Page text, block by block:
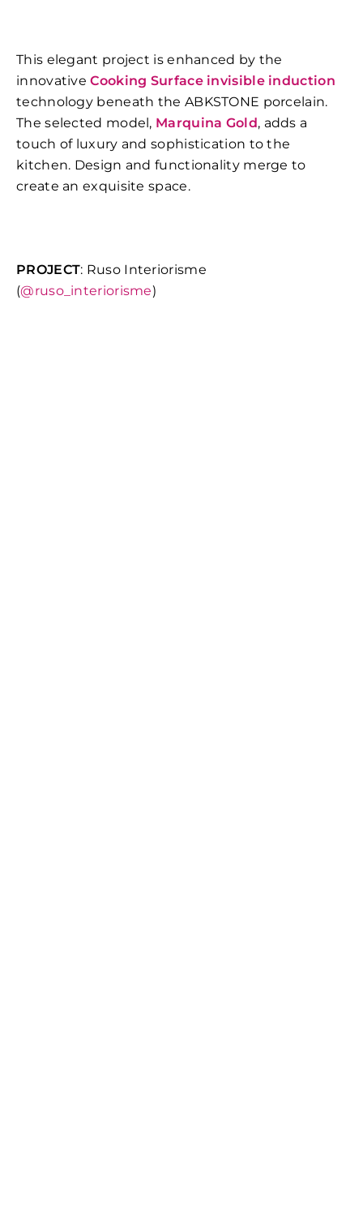
This elegant project is enhanced by the
innovativeCooking Surface invisible induction
technology beneath the ABKSTONE porcelain.
The selected model, Marquina Gold, adds a
touch of luxury and sophistication to the
kitchen. Design and functionality merge to
create an exquisite space.
PROJECT: Ruso Interiorisme
(@ruso_interiorisme)